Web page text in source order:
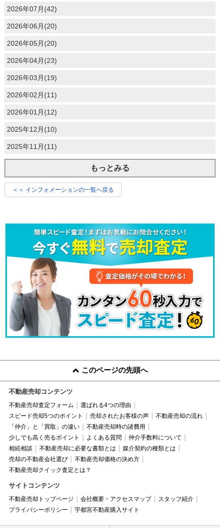
2026年07月(42)
2026年06月(20)
2026年05月(20)
2026年04月(23)
2026年03月(19)
2026年02月(11)
2026年01月(12)
2025年12月(10)
2025年11月(11)
もっとみる
＜＜ インフォメーションの一覧へ戻る
このページの先頭へ
不動産売却コンテンツ
不動産売却査定フォーム
選ばれる4つの理由
スピード売却5つのポイント
売却されたお客様の声
不動産売却の流れ
「仲介」と「買取」の違い
不動産売却時の諸費用
少しでも高く売るポイント
よくある質問
仲介手数料について
相続相談
不動産売却に必要な書類とは
媒介契約の種類とは
売却の不動産会社選び
不動産売却価格の決め方
不動産売却クイック査定とは？
サイトコンテンツ
不動産売却トップページ 会社概要・アクセスマップ
スタッフ紹介
プライバシーポリシー
宇都宮不動産購入サイト